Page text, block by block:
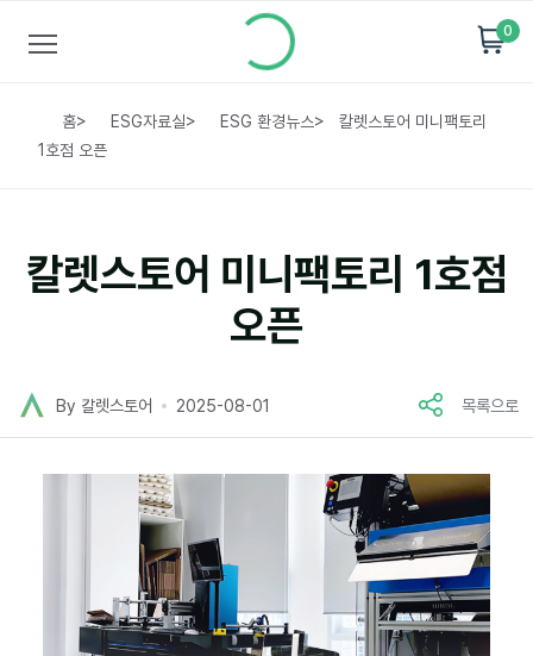
0
홈> ESG자료실> ESG 환경뉴스>
칼렛스토어 미니팩토리
1호점 오픈
칼렛스토어 미니팩토리 1호점
오픈
By 칼렛스토어 2025-08-01 목록으로